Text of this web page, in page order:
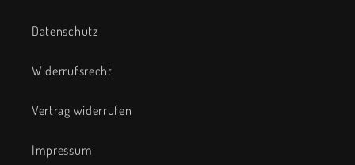
Datenschutz
Widerrufsrecht
Vertrag widerrufen
Impressum